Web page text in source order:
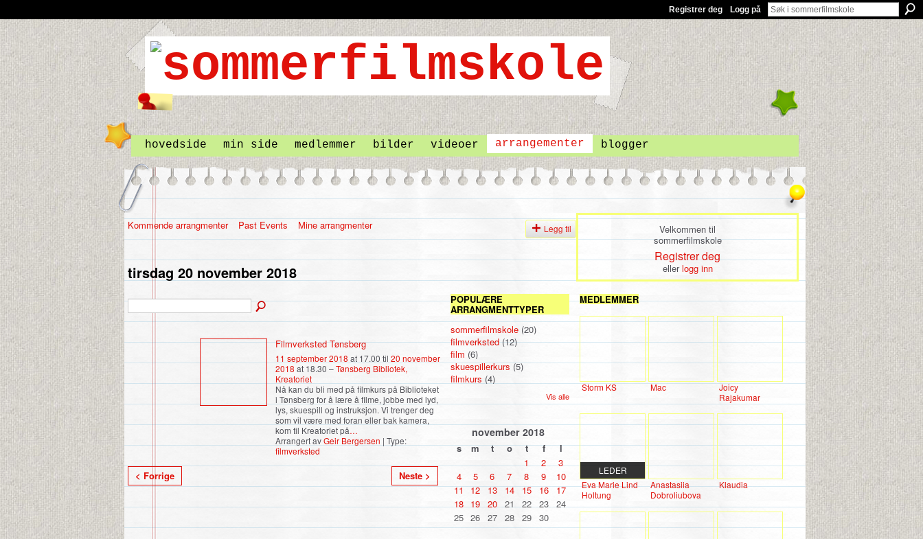
Registrer deg Logg på
hovedside min side medlemmer bilder videoer arrangementer blogger
Kommende arrangmenter Past Events Mine arrangmenter Legg til
tirsdag 20 november 2018
Filmverksted Tønsberg
11 september 2018 at 17.00 til 20 november
2018 at 18.30 –Tønsberg Bibliotek,
Kreatoriet
Nå kan du bli med på filmkurs på Biblioteket
i Tønsberg for å lære å filme, jobbe med lyd,
lys, skuespill og instruksjon. Vi trenger deg
som vil være med foran eller bak kamera,
kom til Kreatoriet på…
Arrangert avGeir Bergersen | Type:
filmverksted
< Forrige Neste >
POPULÆRE
ARRANGMENTTYPER
sommerfilmskole (20)
filmverksted(12)
film (6)
skuespillerkurs(5)
filmkurs (4)
Vis alle
november 2018
s m t o t f
l
1
2
3
4
5 6 7 8 9
10
11 12 13 14 15 16 17
18 19 20 21 22 23 24
25 26 27 28 29 30
Velkommen til
sommerfilmskole
Registrer deg
ellerlogg inn
MEDLEMMER
Storm KS Mac
Joicy
Rajakumar
LEDER
Eva Marie Lind
Holtung
Anastasiia
Dobroliubova
Klaudia